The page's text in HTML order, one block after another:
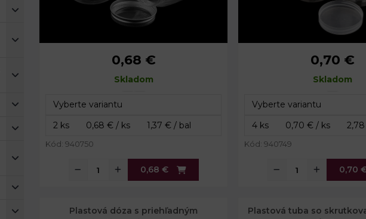
č. 1: 9 cm
č. 1: 7 cm
Výška:
0,68 €
Skladom
Kód: 940750
0,68 €
5,6
9,5
0,70 €
Skladom
Kód: 940749
0,70
Plastová dóza s priehľadným
Plastová tuba so